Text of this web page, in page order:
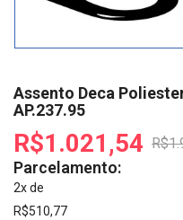
Assento Deca
AP.237.95
R$1.021,54
Parcelamento:
2x de
R$510,77